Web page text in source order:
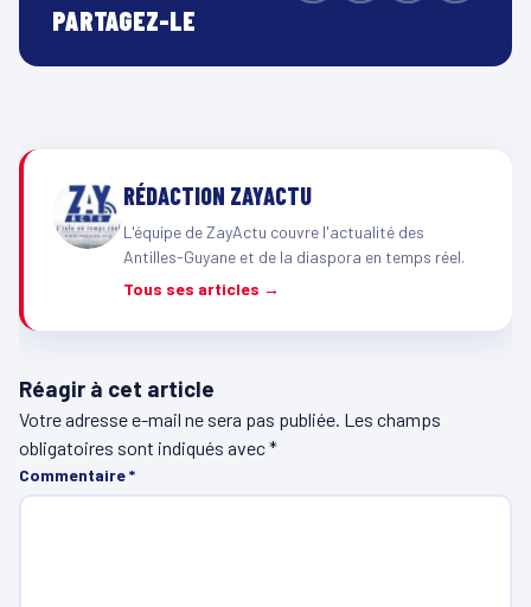
PARTAGEZ-LE
RÉDACTION ZAYACTU
L'équipe de ZayActu couvre l'actualité des
Antilles-Guyane et de la diaspora en temps réel.
Tous ses articles →
Réagir à cet article
Votre adresse e-mail ne sera pas publiée. Les champs
obligatoires sont indiqués avec*
Commentaire*